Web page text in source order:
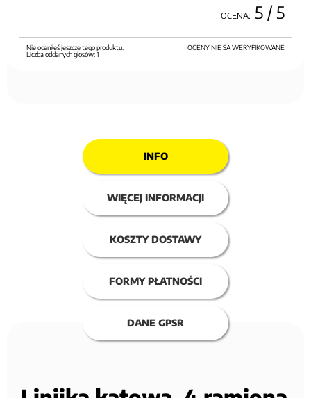
OCENA: 5 / 5
OCENY NIE SĄ WERYFIKOWANE
Nie oceniłeś jeszcze tego produktu.
Liczba oddanych głosów:1
INFO
WIĘCEJ INFORMACJI
KOSZTY DOSTAWY
FORMY PŁATNOŚCI
DANE GPSR